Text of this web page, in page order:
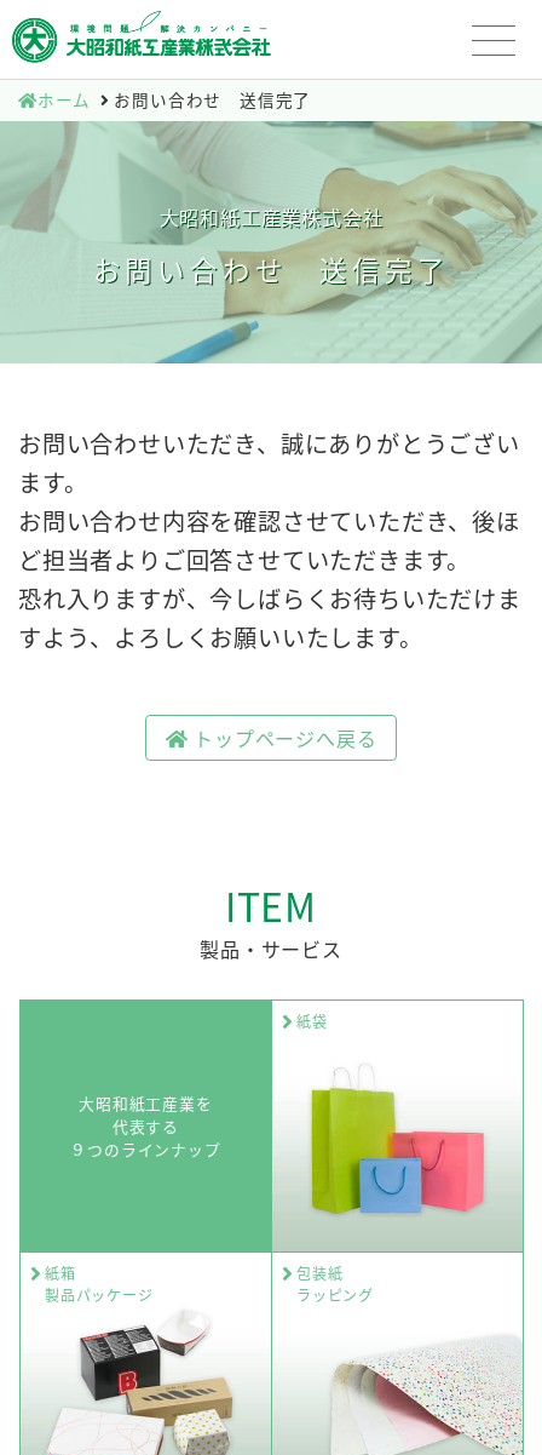
ホーム お問い合わせ 送信完了
大昭和紙工産業株式会社
お問い合わせ 送信完了
お問い合わせいただき、誠にありがとうござい
ます。
お問い合わせ内容を確認させていただき、後ほ
ど担当者よりご回答させていただきます。
恐れ入りますが、今しばらくお待ちいただけま
すよう、よろしくお願いいたします。
トップページへ戻る
ITEM
製品・サービス
大昭和紙工産業を
代表する
９つのラインナップ
紙袋
紙箱
製品パッケージ
包装紙
ラッピング